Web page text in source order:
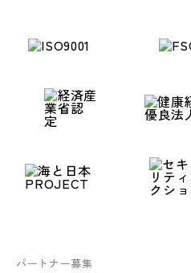
パートナー募集